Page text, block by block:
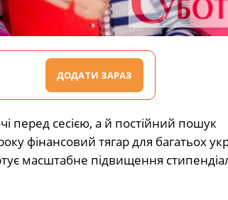
ДОДАТИ ЗАРАЗ
перед сесією, а й постійний пошук
фінансовий тягар для багатьох
масштабне підвищення